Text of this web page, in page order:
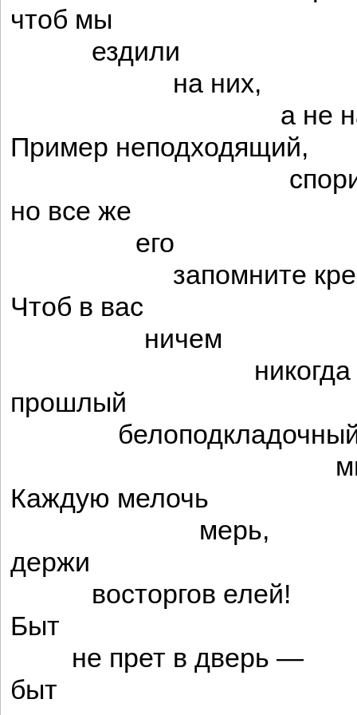
чтоб мы
ездили
на них,
а не на
Пример неподходящий,
спорить
но все же
его
запомните
Чтоб в вас
ничем
никогда не
прошлый
мышиный
Каждую мелочь
мерь,
держи
восторгов елей!
Быт
не прет в дверь —
быт